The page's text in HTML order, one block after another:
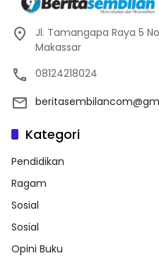
Jl. Tamangapa Raya 5
Makassar
08124218024
Kategori
Pendidikan
Ragam
Sosial
Sosial
Opini Buku